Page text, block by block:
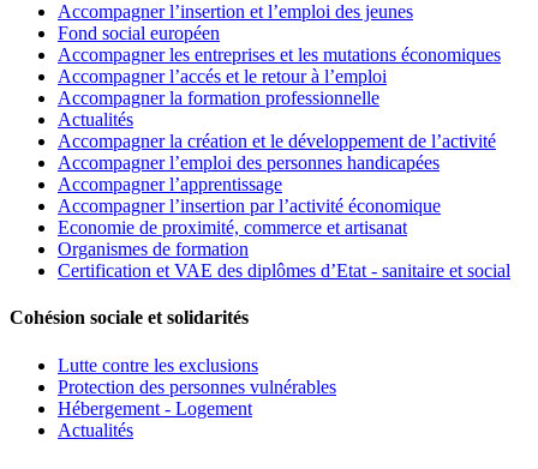
Accompagner l’insertion et l’emploi des jeunes
Fond social européen
Accompagner les entreprises et les mutations économiques
Accompagner l’accés et le retour à l’emploi
Accompagner la formation professionnelle
Actualités
Accompagner la création et le développement de l’activité
Accompagner l’emploi des personnes handicapées
Accompagner l’apprentissage
Accompagner l’insertion par l’activité économique
Economie de proximité, commerce et artisanat
Organismes de formation
Certification et VAE des diplômes d’Etat - sanitaire et social
Cohésion sociale et solidarités
Lutte contre les exclusions
Protection des personnes vulnérables
Hébergement - Logement
Actualités